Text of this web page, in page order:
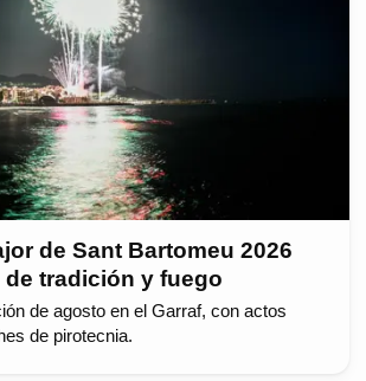
de Sant Bartomeu 2026
de tradición y fuego
de agosto en el Garraf, con actos
de pirotecnia.